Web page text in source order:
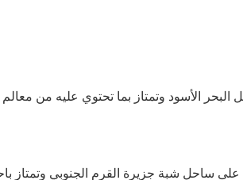
الأسود وتمتاز بما تحتوي عليه من
على ساحل شبة جزيرة القرم الجنوبي وتمتاز